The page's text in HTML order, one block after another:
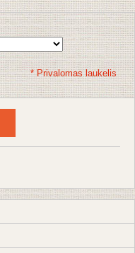
* Privalomas laukelis